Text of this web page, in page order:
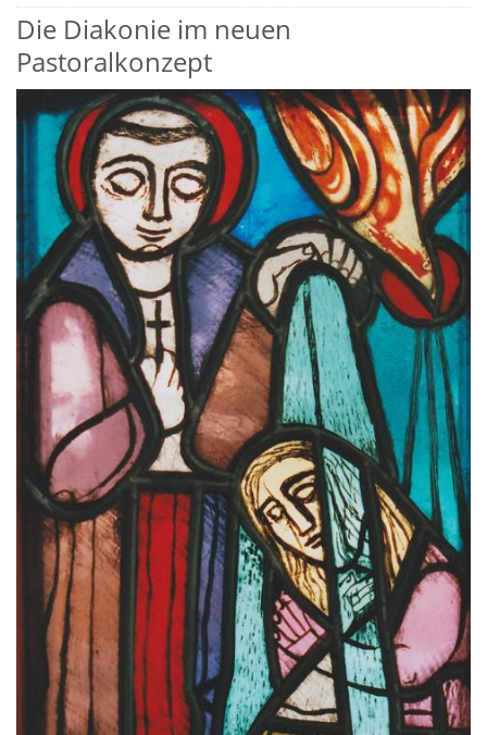
Die Diakonie im neuen
Pastoralkonzept